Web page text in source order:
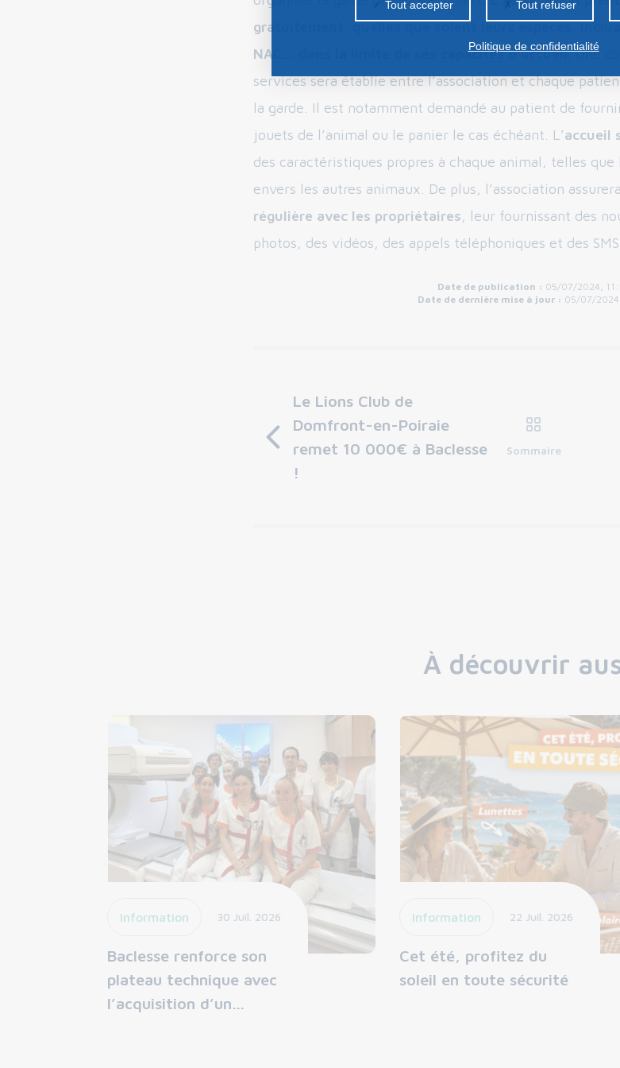
gratuitement, quelles que soient leurs espèces,
NAC… dans la limite de ses capacités d’accueil.Une
services sera établie entre l’association et chaque
la garde. Il est notamment demandé au patient de
jouets de l’animal ou le panier le cas échéant. L’accueil
des caractéristiques propres à chaque animal, telles
envers les autres animaux. De plus, l’association assurera
régulière avec les propriétaires, leur fournissant des
photos, des vidéos, des appels téléphoniques et des SMS.
Date de publication : 05/07/2024,
Date de dernière mise à jour : 05/07/
Le Lions Club de
Domfront-en-Poiraie
remet 10 000€ à Baclesse
!
Sommaire
À découvrir
Information 30 Juil. 2026
Baclesse renforce son
plateau technique avec
l’acquisition d’un…
Information 22 Juil. 2026
Cet été, profitez du
soleil en toute sécurité
Tout accepter Tout refuser
Politique de confidentialité